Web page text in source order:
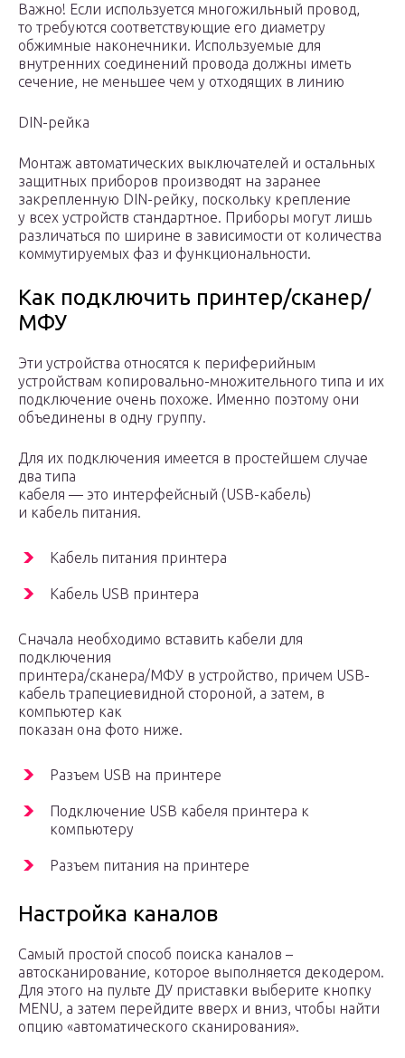
Важно! Если используется многожильный провод,
то требуются соответствующие его диаметру
обжимные наконечники. Используемые для
внутренних соединений провода должны иметь
сечение, не меньшее чем у отходящих в линию
DIN-рейка
Монтаж автоматических выключателей и остальных
защитных приборов производят на заранее
закрепленную DIN-рейку, поскольку крепление
у всех устройств стандартное. Приборы могут лишь
различаться по ширине в зависимости от количества
коммутируемых фаз и функциональности.
Как подключить принтер/сканер/
МФУ
Эти устройства относятся к периферийным
устройствам копировально-множительного типа и их
подключение очень похоже. Именно поэтому они
объединены в одну группу.
Для их подключения имеется в простейшем случае
два типа
кабеля — это интерфейсный (USB-кабель)
и кабель питания.
Кабель питания принтера
Кабель USB принтера
Сначала необходимо вставить кабели для
подключения
принтера/сканера/МФУ в устройство, причем USB-
кабель трапециевидной стороной, а затем, в
компьютер как
показан она фото ниже.
Разъем USB на принтере
Подключение USB кабеля принтера к
компьютеру
Разъем питания на принтере
Настройка каналов
Самый простой способ поиска каналов –
автосканирование, которое выполняется декодером.
Для этого на пульте ДУ приставки выберите кнопку
MENU, а затем перейдите вверх и вниз, чтобы найти
опцию «автоматического сканирования».